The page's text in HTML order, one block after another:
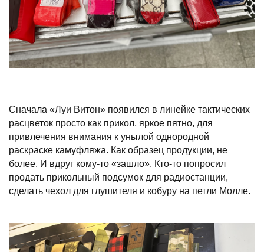
Сначала «Луи Витон» появился в линейке тактических
расцветок просто как прикол, яркое пятно, для
привлечения внимания к унылой однородной
раскраске камуфляжа. Как образец продукции, не
более. И вдруг кому-то «зашло». Кто-то попросил
продать прикольный подсумок для радиостанции,
сделать чехол для глушителя и кобуру на петли Молле.